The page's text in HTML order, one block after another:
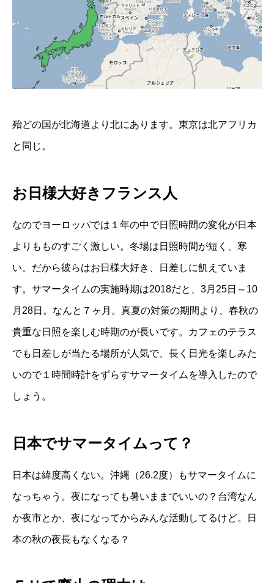
殆どの国が北海道より北にあります。東京は北アフリカ
と同じ。
お日様大好きフランス人
なのでヨーロッパでは１年の中で日照時間の変化が日本
よりもものすごく激しい。冬場は日照時間が短く、寒
い。だから彼らはお日様大好き、日差しに飢えていま
す。サマータイムの実施時期は2018だと、3月25日～10
月28日。なんと７ヶ月。真夏の対策の期間より、春秋の
貴重な日照を楽しむ時期のが長いです。カフェのテラス
でも日差しが当たる場所が人気で、長く日光を楽しみた
いので１時間時計をずらすサマータイムを導入したので
しょう。
日本でサマータイムって？
日本は緯度高くない。沖縄（26.2度）もサマータイムに
なっちゃう。夜になっても暑いままでいいの？台湾なん
か夜市とか、夜になってからみんな活動してるけど。日
本の秋の夜長もなくなる？